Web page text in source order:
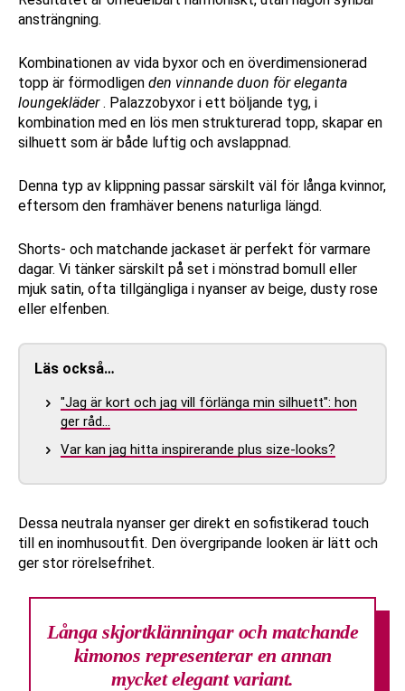
ansträngning.
Kombinationen av vida byxor och en överdimensionerad
topp är förmodligen den vinnande duon för eleganta
loungekläder. Palazzobyxor i ett böljande tyg, i
kombination med en lös men strukturerad topp, skapar en
silhuett som är både luftig och avslappnad.
Denna typ av klippning passar särskilt väl för långa kvinnor,
eftersom den framhäver benens naturliga längd.
Shorts- och matchande jackaset är perfekt för varmare
dagar. Vi tänker särskilt på set i mönstrad bomull eller
mjuk satin, ofta tillgängliga i nyanser av beige, dusty rose
eller elfenben.
Läs också…
"Jag är kort och jag vill förlänga min silhuett": hon
ger råd…
Var kan jag hitta inspirerande plus size-looks?
Dessa neutrala nyanser ger direkt en sofistikerad touch
till en inomhusoutfit. Den övergripande looken är lätt och
ger stor rörelsefrihet.
Långa skjortklänningar och matchande
kimonos representerar en annan
mycket elegant variant.